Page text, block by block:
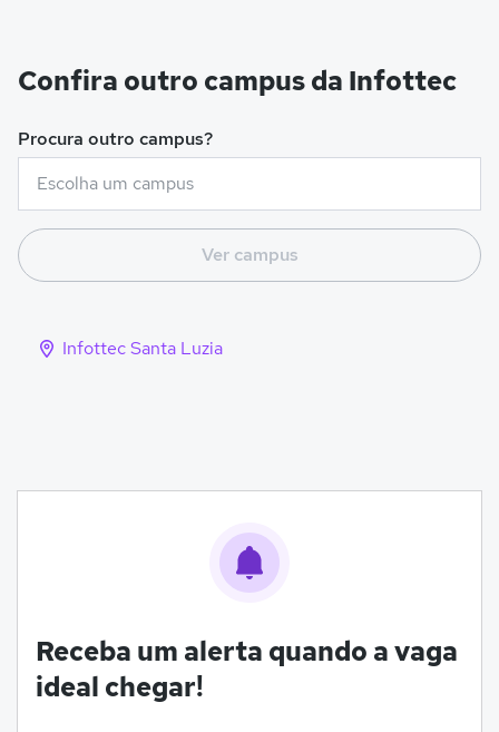
Confira outro campus da Infottec
Procura outro campus?
Ver campus
Infottec Santa Luzia
Receba um alerta quando a vaga
ideal chegar!